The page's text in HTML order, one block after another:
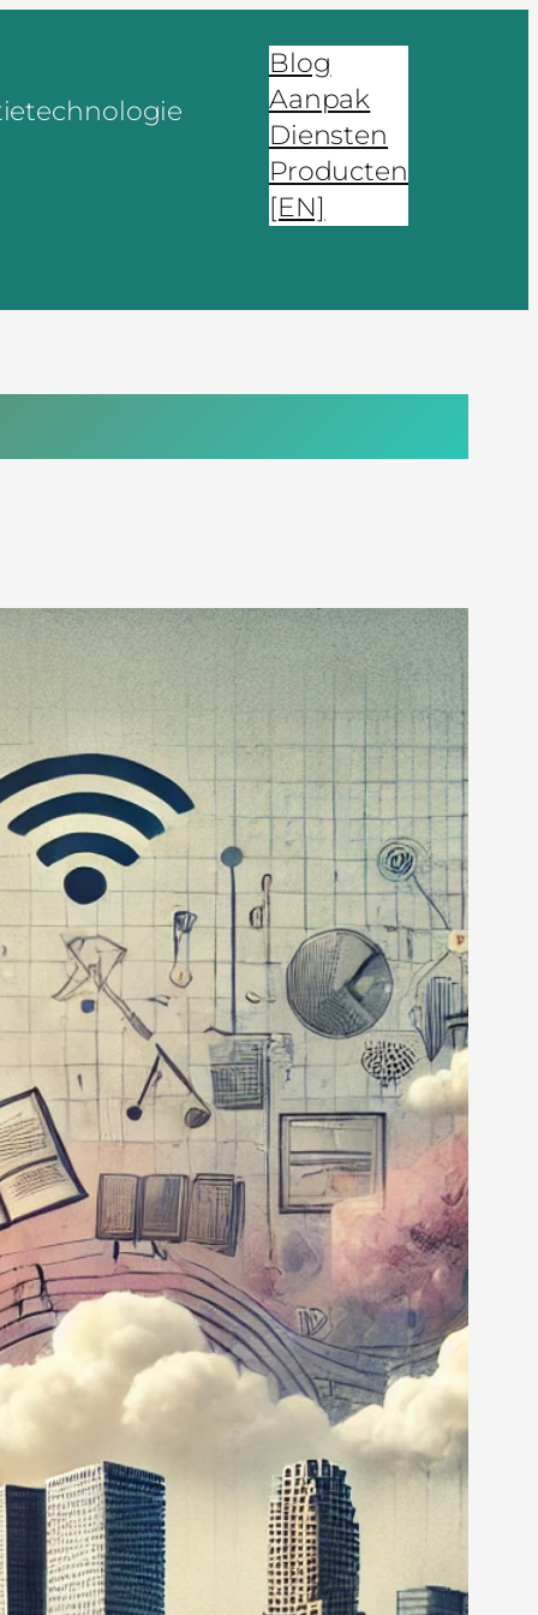
Blog
Aanpak
Diensten
Producten
[EN]